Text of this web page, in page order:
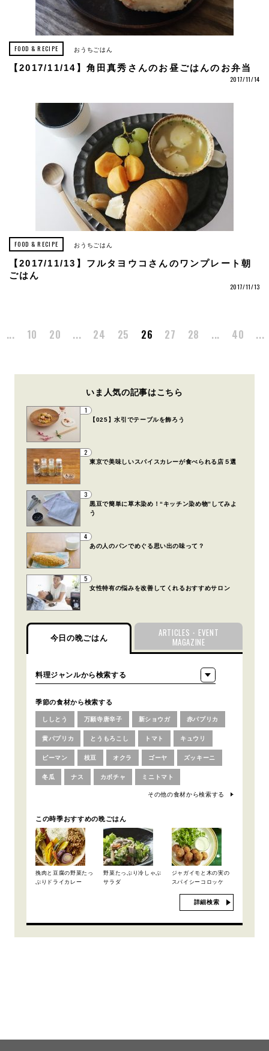
FOOD & RECIPE おうちごはん
【2017/11/14】角田真秀さんのお昼ごはんのお弁当
2017/11/14
FOOD & RECIPE おうちごはん
【2017/11/13】フルタヨウコさんのワンプレート朝
ごはん
2017/11/13
... 10 20 ... 24 25 26 27 28 ... 40 ...
いま人気の記事はこちら
1
【025】水引でテーブルを飾ろう
2
東京で美味しいスパイスカレーが食べられる店５選
3
黒豆で簡単に草木染め！“キッチン染め物”してみよ
う
4
あの人のパンでめぐる思い出の味って？
5
女性特有の悩みを改善してくれるおすすめサロン
今日の晩ごはん
ARTICLES・EVENT
MAGAZINE
季節の食材から検索する
ししとう 万願寺唐辛子 新ショウガ 赤パプリカ
黄パプリカ とうもろこし トマト キュウリ
ピーマン 枝豆 オクラ ゴーヤ ズッキーニ
冬瓜 ナス カボチャ ミニトマト
その他の食材から検索する
この時季おすすめの晩ごはん
挽肉と豆腐の野菜たっ
ぷりドライカレー
野菜たっぷり冷しゃぶ
サラダ
ジャガイモと木の実の
スパイシーコロッケ
詳細検索